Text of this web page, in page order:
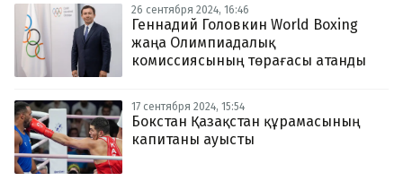
26 сентября 2024, 16:46
Геннадий Головкин World Boxing
жаңа Олимпиадалық
комиссиясының төрағасы атанды
17 сентября 2024, 15:54
Бокстан Қазақстан құрамасының
капитаны ауысты